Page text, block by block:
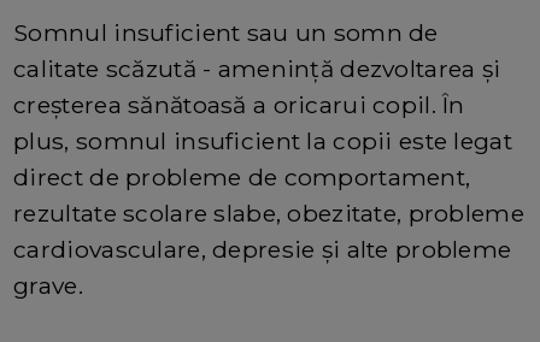
Somnul insuficient sau un somn de
calitate scăzută - amenință dezvoltarea și
creșterea sănătoasă a oricarui copil. În
plus, somnul insuficient la copii este legat
direct de probleme de comportament,
rezultate scolare slabe, obezitate, probleme
cardiovasculare, depresie și alte probleme
grave.